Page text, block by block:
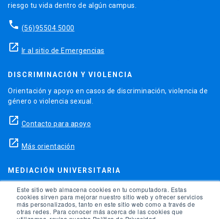
Este sitio web almacena cookies en tu computadora. Estas
cookies sirven para mejorar nuestro sitio web y ofrecer servicios
más personalizados, tanto en este sitio web como a través de
otras redes. Para conocer más acerca de las cookies que
riesgo tu vida dentro de algún campus.
phone (56)95504 5000
launch Ir al sitio de Emergencias
DISCRIMINACIÓN Y VIOLENCIA
Orientación y apoyo en casos de discriminación, violencia de
género o violencia sexual.
launch Contacto para apoyo
launch Más orientación
MEDIACIÓN UNIVERSITARIA
Teléfonos para orientación y consejo si se ha vulnerado
alguno de tus derechos en la universidad.
phone